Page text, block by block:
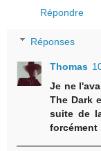
Répondre
Réponses
Thomas
Je ne
The Dark
suite de
forcément